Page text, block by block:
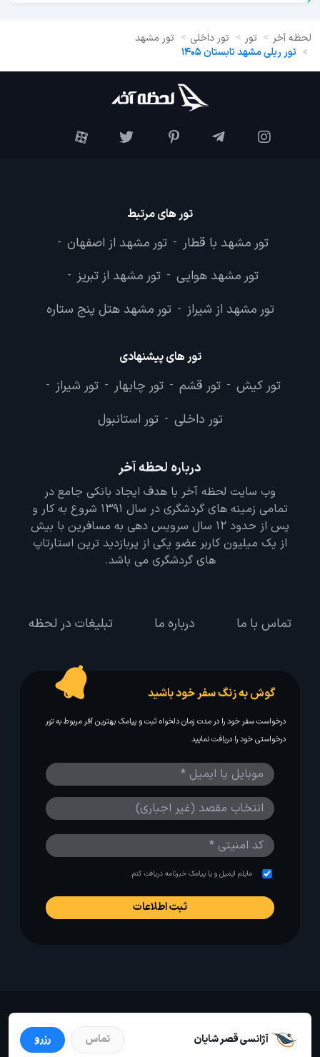
آژانسی قصر شایان تماس رزرو
لحظه آخر تور تور داخلی
تور مشهد
تور ریلی مشهد تابستان 1405
تور های مرتبط
تور مشهد با قطار - تور مشهد از اصفهان -
تور مشهد هوایی - تور مشهد از تبریز -
تور مشهد از شیراز - تور مشهد هتل پنج ستاره
تور های پیشنهادی
تور کیش - تور قشم - تور چابهار - تور شیراز -
تور داخلی - تور استانبول
درباره لحظه آخر
وب سایت لحظه آخر با هدف ایجاد بانکی جامع در
تمامی زمینه های گردشگری در سال 1391 شروع به کار و
پس از حدود 12 سال سرویس دهی به مسافرین با بیش
از یک میلیون کاربر عضو یکی از پربازدید ترین استارتاپ
های گردشگری می باشد.
تماس با ما درباره ما تبلیغات در لحظه
گوش به زنگ سفر خود باشید
درخواست سفر خود را در مدت زمان دلخواه ثبت و پیامک بهترین آفر مربوط به تور
درخواستی خود را دریافت نمایید
مایلم ایمیل و یا پیامک خبرنامه دریافت کنم.
می‌شود. 1403-1391@